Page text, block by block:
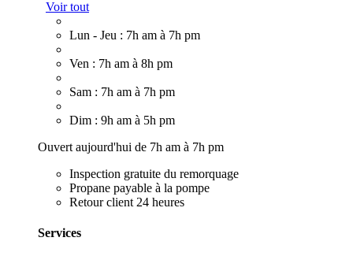
Voir tout
Lun - Jeu : 7h am à 7h pm
Ven : 7h am à 8h pm
Sam : 7h am à 7h pm
Dim : 9h am à 5h pm
Ouvert aujourd'hui de 7h am à 7h pm
Inspection gratuite du remorquage
Propane payable à la pompe
Retour client 24 heures
Services